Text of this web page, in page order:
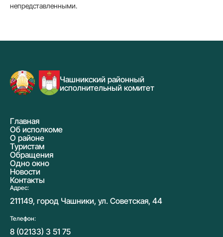
непредставленными.
Чашникский районный
исполнительный комитет
Главная
Об исполкоме
О районе
Туристам
Обращения
Одно окно
Новости
Контакты
Адрес:
211149, город Чашники, ул. Советская, 44
Телефон:
8 (02133) 3 51 75